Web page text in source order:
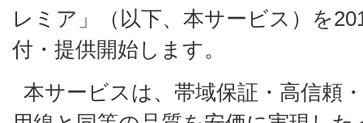
レミア」（以下、本サービス）を
付・提供開始します。
本サービスは、帯域保証・高信頼